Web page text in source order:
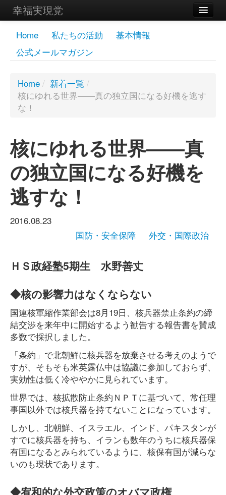
幸福実現党
メンバーズページ
党員
お問い合わせ
Home 私たちの活動
基本情報
公式メールマガジン
Home / 新着一覧 /
核にゆれる世界――真の独立国になる好機を逃す
な！
核にゆれる世界――真
の独立国になる好機を
逃すな！
2016.08.23
国防・安全保障
外交・国際政治
ＨＳ政経塾5期生 水野善丈
◆核の影響力はなくならない
国連核軍縮作業部会は8月19日、核兵器禁止条約の締
結交渉を来年中に開始するよう勧告する報告書を賛成
多数で採択しました。
「条約」で北朝鮮に核兵器を放棄させる考えのようで
すが、そもそも米英露仏中は協議に参加しておらず、
実効性は低く冷ややかに見られています。
世界では、核拡散防止条約ＮＰＴに基づいて、常任理
事国以外では核兵器を持てないことになっています。
しかし、北朝鮮、イスラエル、インド、パキスタンが
すでに核兵器を持ち、イランも数年のうちに核兵器保
有国になるとみられているように、核保有国が減らな
いのも現状であります。
◆宥和的な外交政策のオバマ政権